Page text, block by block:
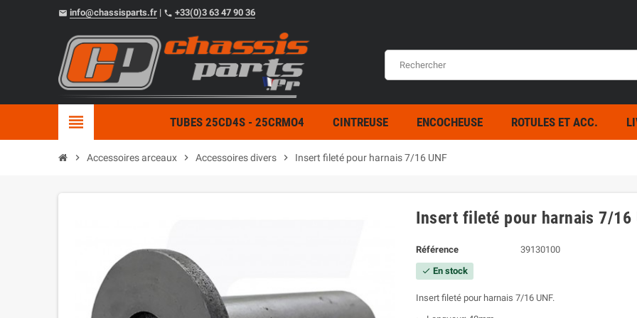
email info@chassisparts.fr | phone +33(0)3 63 47 90 36
view_headline TUBES 25CD4S - 25CRMO4 CINTREUSE ENCOCHEUSE ROTULES ET ACC.
chevron_right Accessoires arceaux chevron_right Accessoires divers chevron_right Insert fileté pour harnais 7/16 UNF
Insert fileté pour harnais 7/16
Référence 39130100
check En stock
Insert fileté pour harnais 7/16 UNF.